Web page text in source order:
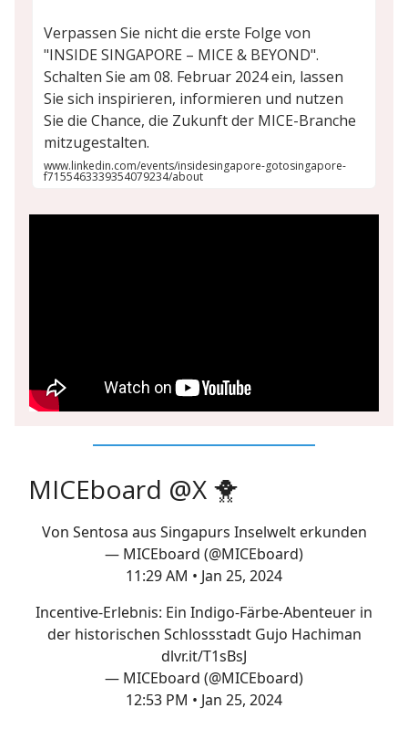
Verpassen Sie nicht die erste Folge von
"INSIDE SINGAPORE – MICE & BEYOND".
Schalten Sie am 08. Februar 2024 ein, lassen
Sie sich inspirieren, informieren und nutzen
Sie die Chance, die Zukunft der MICE-Branche
mitzugestalten.
www.linkedin.com/events/insidesingapore-gotosingapore-
f7155463339354079234/about
MICEboard @X 🐥
Von Sentosa aus Singapurs Inselwelt erkunden
— MICEboard (@MICEboard)
11:29 AM • Jan 25, 2024
Incentive-Erlebnis: Ein Indigo-Färbe-Abenteuer in
der historischen Schlossstadt Gujo Hachiman
dlvr.it/T1sBsJ
— MICEboard (@MICEboard)
12:53 PM • Jan 25, 2024